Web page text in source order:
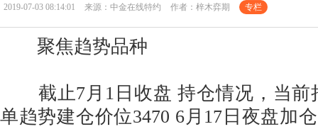
2019-07-03 08:14:01 来源：中金在线特约 作者：梓木弈期 专栏
聚焦趋势品种
截止7月1日收盘 持仓情况，当前
单趋势建仓价位3470 6月17日夜盘加